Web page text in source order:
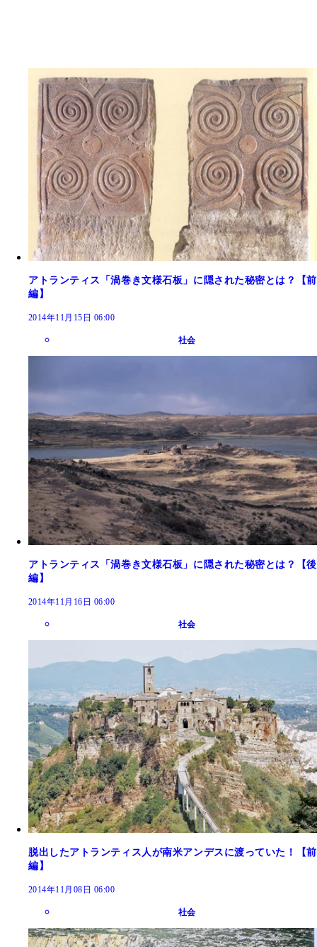
アトランティス「渦巻き文様石板」に隠された秘密とは？【前
編】
2014年11月15日 06:00
社会
アトランティス「渦巻き文様石板」に隠された秘密とは？【後
編】
2014年11月16日 06:00
社会
脱出したアトランティス人が南米アンデスに渡っていた！【前
編】
2014年11月08日 06:00
社会